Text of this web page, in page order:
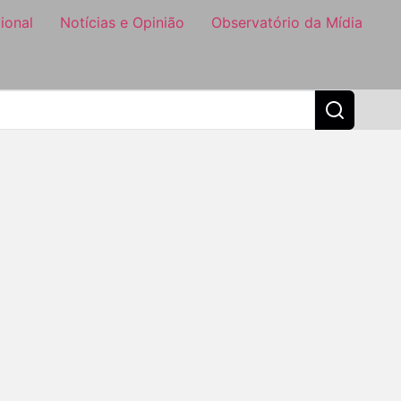
Notícias e Opinião Observatório da Mídia